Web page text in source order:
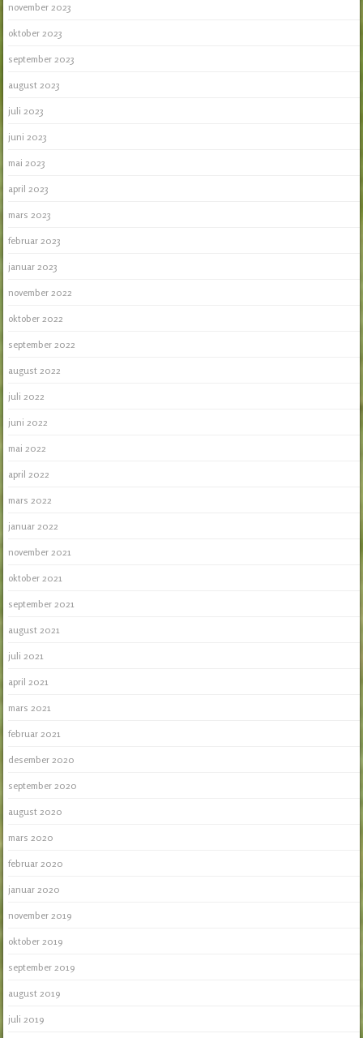
november 2023
oktober 2023
september 2023
august 2023
juli 2023
juni 2023
mai 2023
april 2023
mars 2023
februar 2023
januar 2023
november 2022
oktober 2022
september 2022
august 2022
juli 2022
juni 2022
mai 2022
april 2022
mars 2022
januar 2022
november 2021
oktober 2021
september 2021
august 2021
juli 2021
april 2021
mars 2021
februar 2021
desember 2020
september 2020
august 2020
mars 2020
februar 2020
januar 2020
november 2019
oktober 2019
september 2019
august 2019
juli 2019